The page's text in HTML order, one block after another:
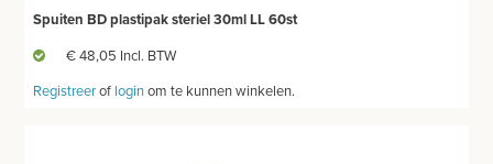
Spuiten BD plastipak steriel 30ml LL 60st
€ 48,05 Incl. BTW
Registreerof loginom te kunnen winkelen.